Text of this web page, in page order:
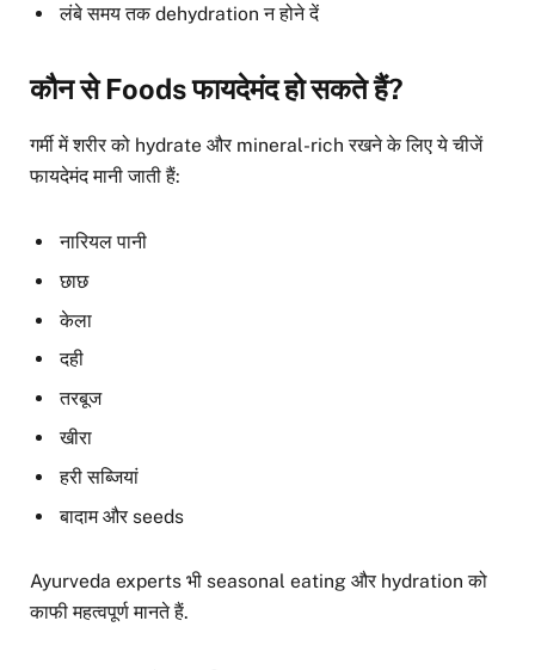
लंबे समय तक dehydration न होने दें
कौन से Foods फायदेमंद हो सकते हैं?
गर्मी में शरीर को hydrate और mineral-rich रखने के लिए ये चीजें
फायदेमंद मानी जाती हैं:
नारियल पानी
छाछ
केला
दही
तरबूज
खीरा
हरी सब्जियां
बादाम और seeds
Ayurveda experts भी seasonal eating और hydration को
काफी महत्वपूर्ण मानते हैं.